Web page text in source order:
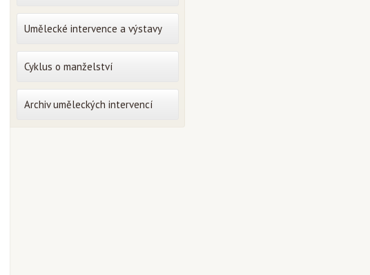
Umělecké intervence a výstavy
Cyklus o manželství
Archiv uměleckých intervencí